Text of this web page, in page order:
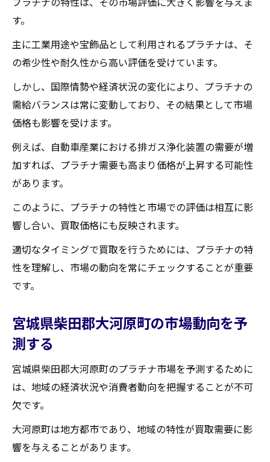
す。
主に工業用途や宝飾品として利用されるプラチナは、そ
の希少性や耐久性から高い評価を受けています。
しかし、国際情勢や経済状況の変化により、プラチナの
需給バランスは常に変動しており、その結果として市場
価格も影響を受けます。
例えば、自動車産業における排ガス浄化装置の需要が増
加すれば、プラチナ需要も高まり価格が上昇する可能性
があります。
このように、プラチナの特性と市場での評価は相互に影
響し合い、買取価格にも反映されます。
適切なタイミングで買取を行うためには、プラチナの特
性を理解し、市場の動向を常にチェックすることが重要
です。
宮城県柴田郡大河原町の市場動向を予
測する
宮城県柴田郡大河原町のプラチナ市場を予測するために
は、地域の経済状況や消費者動向を把握することが不可
欠です。
大河原町は地方都市であり、地域の特性が買取需要に影
響を与えることがあります。